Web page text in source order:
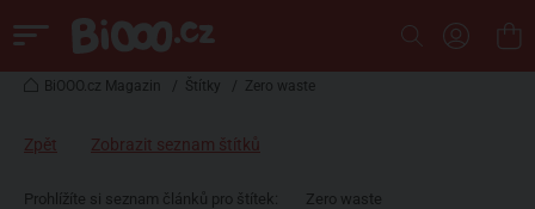
BiOOO.cz Magazin / Štítky / Zero waste
Zpět Zobrazit seznam štítků
Prohlížíte si seznam článků pro štítek: Zero waste